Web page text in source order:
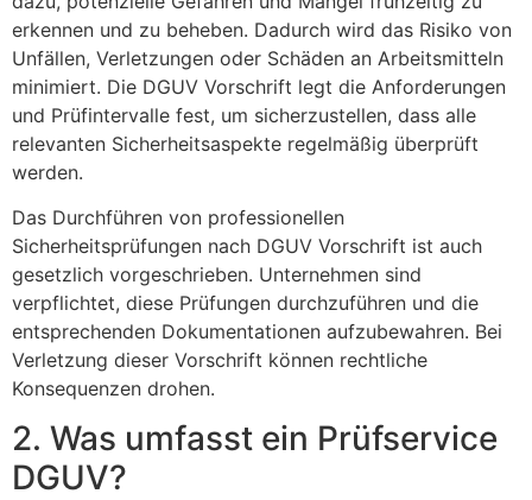
erkennen und zu beheben. Dadurch wird das Risiko von
Unfällen, Verletzungen oder Schäden an Arbeitsmitteln
minimiert. Die DGUV Vorschrift legt die Anforderungen
und Prüfintervalle fest, um sicherzustellen, dass alle
relevanten Sicherheitsaspekte regelmäßig überprüft
werden.
Das Durchführen von professionellen
Sicherheitsprüfungen nach DGUV Vorschrift ist auch
gesetzlich vorgeschrieben. Unternehmen sind
verpflichtet, diese Prüfungen durchzuführen und die
entsprechenden Dokumentationen aufzubewahren. Bei
Verletzung dieser Vorschrift können rechtliche
Konsequenzen drohen.
2. Was umfasst ein Prüfservice
DGUV?